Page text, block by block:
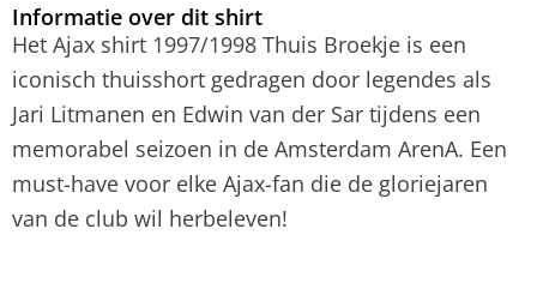
Informatie over dit shirt
Het Ajax shirt 1997/1998 Thuis Broekje is een
iconisch thuisshort gedragen door legendes als
Jari Litmanen en Edwin van der Sar tijdens een
memorabel seizoen in de Amsterdam ArenA. Een
must-have voor elke Ajax-fan die de gloriejaren
van de club wil herbeleven!